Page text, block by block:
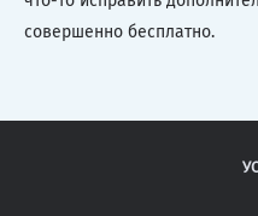
совершенно бесплатно.